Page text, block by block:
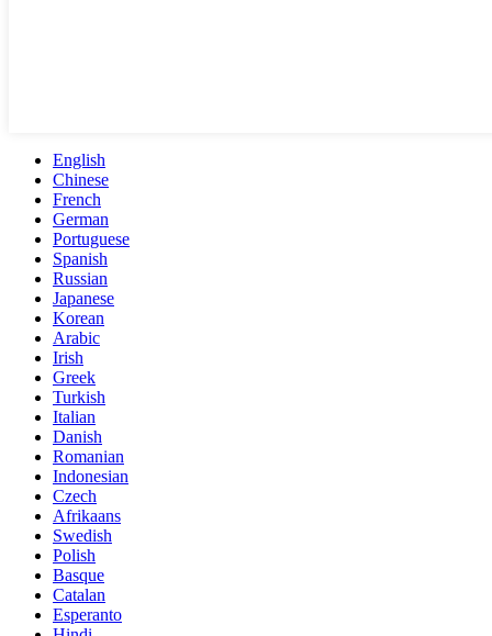
English
Chinese
French
German
Portuguese
Spanish
Russian
Japanese
Korean
Arabic
Irish
Greek
Turkish
Italian
Danish
Romanian
Indonesian
Czech
Afrikaans
Swedish
Polish
Basque
Catalan
Esperanto